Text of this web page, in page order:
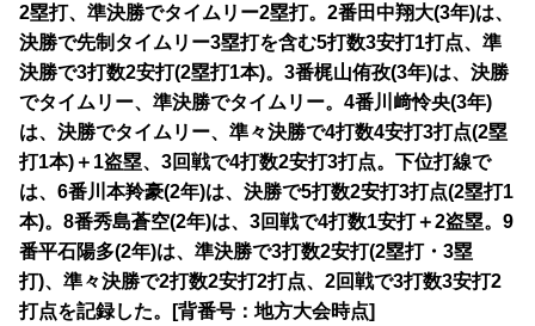
2塁打、準決勝でタイムリー2塁打。2番田中翔大(3年)は、
決勝で先制タイムリー3塁打を含む5打数3安打1打点、準
決勝で3打数2安打(2塁打1本)。3番梶山侑孜(3年)は、決勝
でタイムリー、準決勝でタイムリー。4番川﨑怜央(3年)
は、決勝でタイムリー、準々決勝で4打数4安打3打点(2塁
打1本)＋1盗塁、3回戦で4打数2安打3打点。下位打線で
は、6番川本羚豪(2年)は、決勝で5打数2安打3打点(2塁打1
本)。8番秀島蒼空(2年)は、3回戦で4打数1安打＋2盗塁。9
番平石陽多(2年)は、準決勝で3打数2安打(2塁打・3塁
打)、準々決勝で2打数2安打2打点、2回戦で3打数3安打2
打点を記録した。[背番号：地方大会時点]